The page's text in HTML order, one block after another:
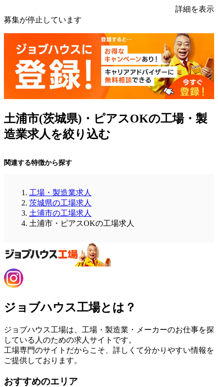
詳細を表示
募集が停止しています
土浦市(茨城県)・ピアスOKの工場・製
造業求人を絞り込む
関連する特徴から探す
工場・製造業求人
茨城県の工場求人
土浦市の工場求人
土浦市・ピアスOKの工場求人
ジョブハウス工場とは？
ジョブハウス工場は、工場・製造業・メーカーのお仕事を探
している人のための求人サイトです。
工場専門のサイトだからこそ、詳しくて分かりやすい情報を
ご提供しております。
おすすめのエリア